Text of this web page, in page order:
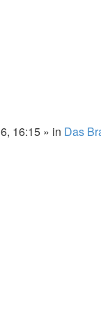
16:15 » in Das